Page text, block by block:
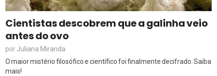
Cientistas descobrem que a galinha veio
antes do ovo
porJuliana Miranda
O maior mistério filosófico e científico foi finalmente decifrado. Saiba
mais!